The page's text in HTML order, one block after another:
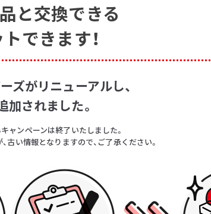
と交換できる
できます！
ズがリニューアルし、
加されました。
ャンペーンは終了いたしました。
い情報となりますので、ご了承ください。